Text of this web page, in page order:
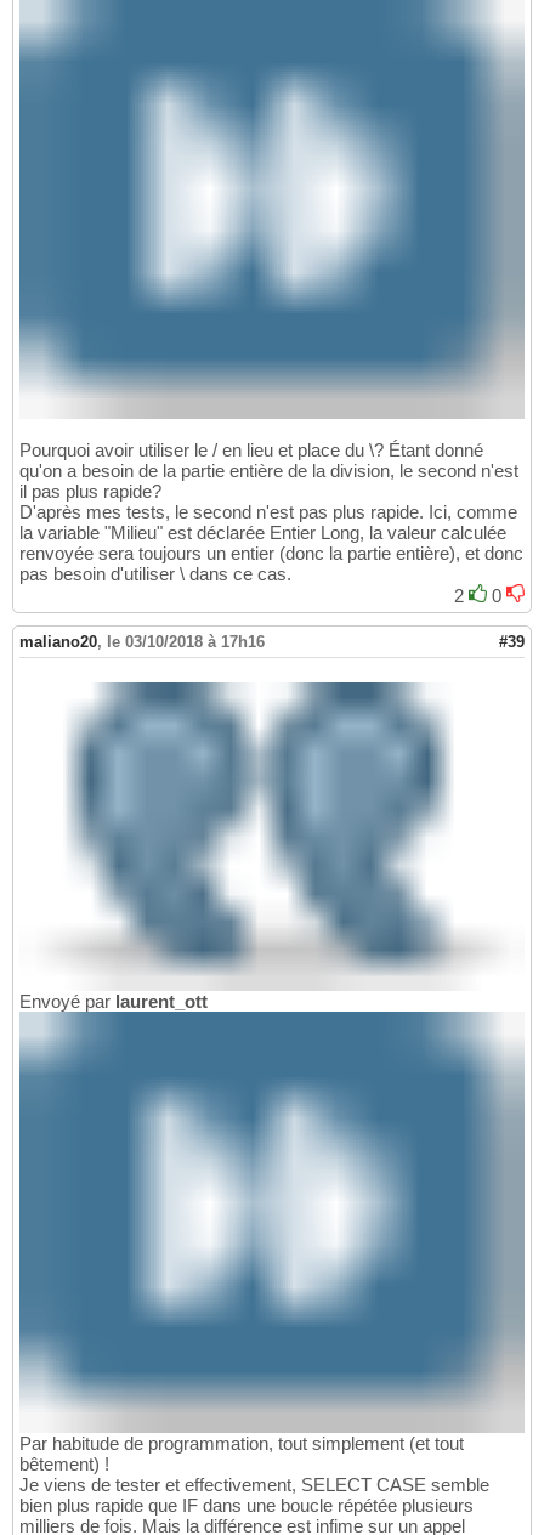
Pourquoi avoir utiliser le / en lieu et place du \? Étant donné
qu'on a besoin de la partie entière de la division, le second n'est
il pas plus rapide?
D'après mes tests, le second n'est pas plus rapide. Ici, comme
la variable "Milieu" est déclarée Entier Long, la valeur calculée
renvoyée sera toujours un entier (donc la partie entière), et donc
pas besoin d'utiliser \ dans ce cas.
2
0
maliano20, le 03/10/2018 à 17h16 #39
Envoyé par laurent_ott
Par habitude de programmation, tout simplement (et tout
bêtement) !
Je viens de tester et effectivement, SELECT CASE semble
bien plus rapide que IF dans une boucle répétée plusieurs
milliers de fois. Mais la différence est infime sur un appel